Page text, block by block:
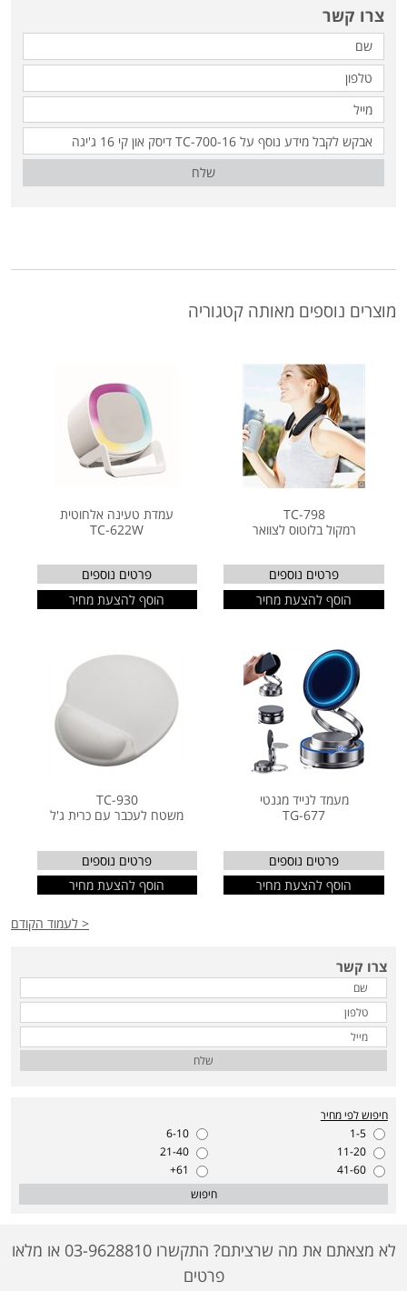
צרו קשר
שלח
מוצרים נוספים מאותה קטגוריה
TC-798
רמקול בלוטוס לצוואר
פרטים נוספים
הוסף להצעת מחיר
עמדת טעינה אלחוטית
TC-622W
פרטים נוספים
הוסף להצעת מחיר
מעמד לנייד מגנטי
TG-677
פרטים נוספים
הוסף להצעת מחיר
TC-930
משטח לעכבר עם כרית ג'ל
פרטים נוספים
הוסף להצעת מחיר
< לעמוד הקודם
צרו קשר
שלח
חיפוש לפי מחיר
1-5
6-10
11-20
21-40
41-60
61+
חיפוש
לא מצאתם את מה שרציתם? התקשרו 03-9628810 או מלאו
פרטים